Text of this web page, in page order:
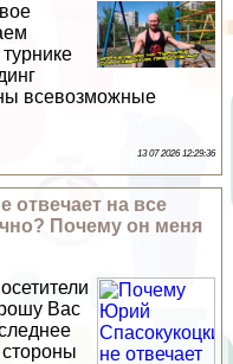
всевозможные
13 07 2026 12:29:36
отвечает на все
Почему он меня
Вас